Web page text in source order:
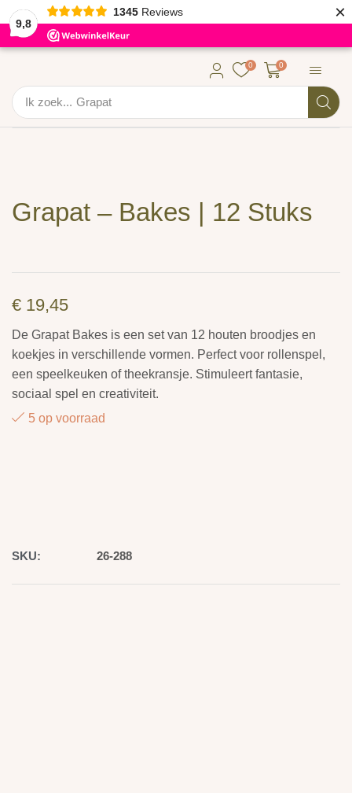
9,8
1345 Reviews ×
Ik zoek... Grapat
0 0
Grapat – Bakes | 12 Stuks
€ 19,45
De Grapat Bakes is een set van 12 houten broodjes en
koekjes in verschillende vormen. Perfect voor rollenspel,
een speelkeuken of theekransje. Stimuleert fantasie,
sociaal spel en creativiteit.
5 op voorraad
SKU: 26-288